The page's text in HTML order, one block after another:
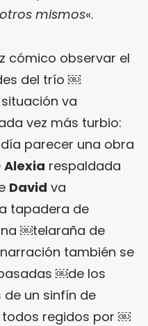
mismos«.
cómico observar el
del trío ￼
va
vez más turbio:
parecer una obra
Alexia respaldada
David va
tapadera de
￼telaraña de
también se
￼de los
un sinfín de
regidos por ￼